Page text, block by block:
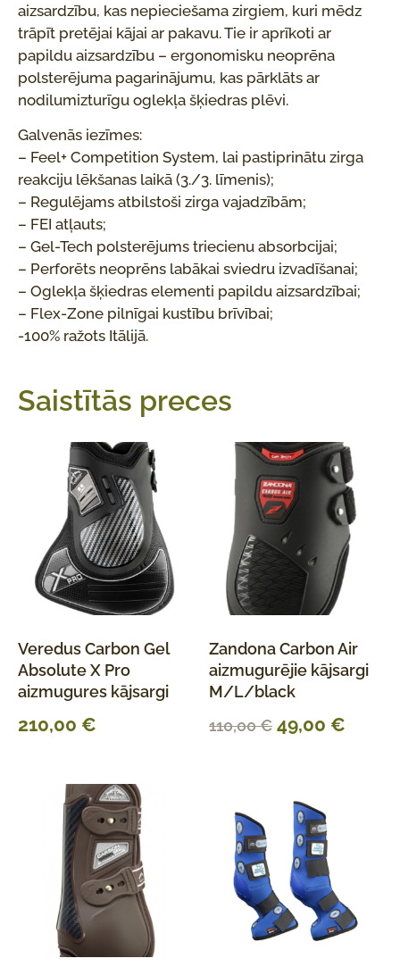
aizsardzību, kas nepieciešama zirgiem, kuri mēdz
trāpīt pretējai kājai ar pakavu. Tie ir aprīkoti ar
papildu aizsardzību – ergonomisku neoprēna
polsterējuma pagarinājumu, kas pārklāts ar
nodilumizturīgu oglekļa šķiedras plēvi.
Galvenās iezīmes:
– Feel+ Competition System, lai pastiprinātu zirga
reakciju lēkšanas laikā (3./3. līmenis);
– Regulējams atbilstoši zirga vajadzībām;
– FEI atļauts;
– Gel-Tech polsterējums triecienu absorbcijai;
– Perforēts neoprēns labākai sviedru izvadīšanai;
– Oglekļa šķiedras elementi papildu aizsardzībai;
– Flex-Zone pilnīgai kustību brīvībai;
-100% ražots Itālijā.
Saistītās preces
Veredus Carbon Gel
Absolute X Pro
aizmugures kājsargi
210,00 €
Zandona Carbon Air
aizmugurējie kājsargi
M/L/black
110,00€ 49,00 €